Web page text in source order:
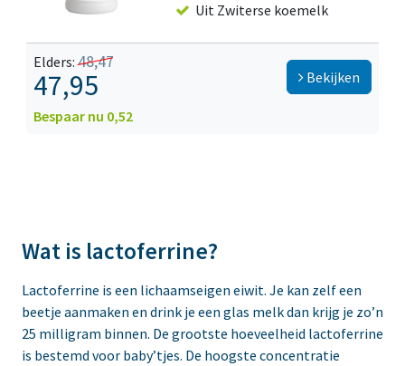
Uit Zwiterse koemelk
Elders:48,47
47,95
Bespaar nu 0,52
Bekijken
Wat is lactoferrine?
Lactoferrine is een lichaamseigen eiwit. Je kan zelf een
beetje aanmaken en drink je een glas melk dan krijg je zo’n
25 milligram binnen. De grootste hoeveelheid lactoferrine
is bestemd voor baby’tjes. De hoogste concentratie